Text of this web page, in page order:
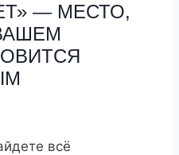
— МЕСТО,
всё